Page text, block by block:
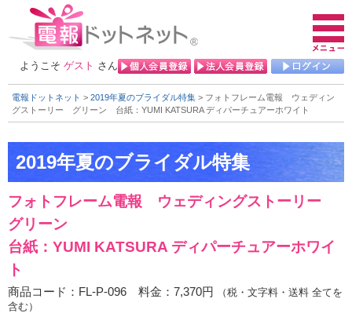
ようこそ ゲスト さん
電報ドットネット > 2019年夏のブライダル特集 > フォトフレーム電報 ウェディン
グストーリー グリーン 台紙：YUMI KATSURA ディパーチュアーホワイト
フォトフレーム電報 ウェディングストーリー
グリーン
台紙：YUMI KATSURA ディパーチュアーホワイ
ト
商品コード：FL-P-096 料金：7,370円
（税・文字料・送料 全てを
含む）